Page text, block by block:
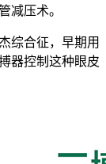
减压术。
综合征，早期用
器控制这种眼皮